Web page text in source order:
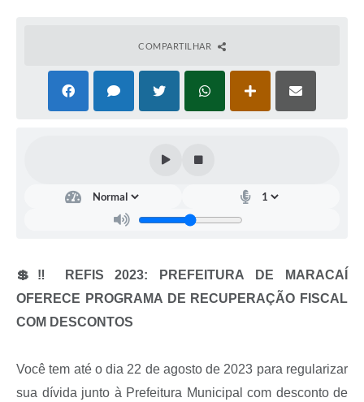
COMPARTILHAR
💲‼️ REFIS 2023: PREFEITURA DE MARACAÍ
OFERECE PROGRAMA DE RECUPERAÇÃO FISCAL
COM DESCONTOS
Você tem até o dia 22 de agosto de 2023 para regularizar
sua dívida junto à Prefeitura Municipal com desconto de